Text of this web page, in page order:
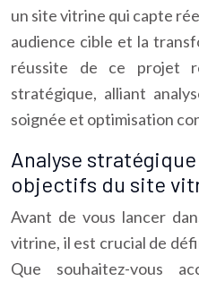
un site vitrine qui capte
audience cible et la
réussite de ce projet
stratégique, alliant
soignée et optimisation
Analyse
objectifs du site
Avant de vous lancer
vitrine, il est crucial de
Que souhaitez-vous